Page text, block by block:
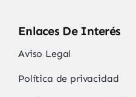
Enlaces De Interés
Aviso Legal
Política de privacidad